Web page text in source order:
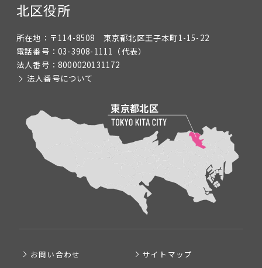
北区役所
所在地： 〒114-8508 東京都北区王子本町1-15-22
電話番号： 03-3908-1111 （代表）
法人番号： 8000020131172
法人番号について
お問い合わせ
サイトマップ